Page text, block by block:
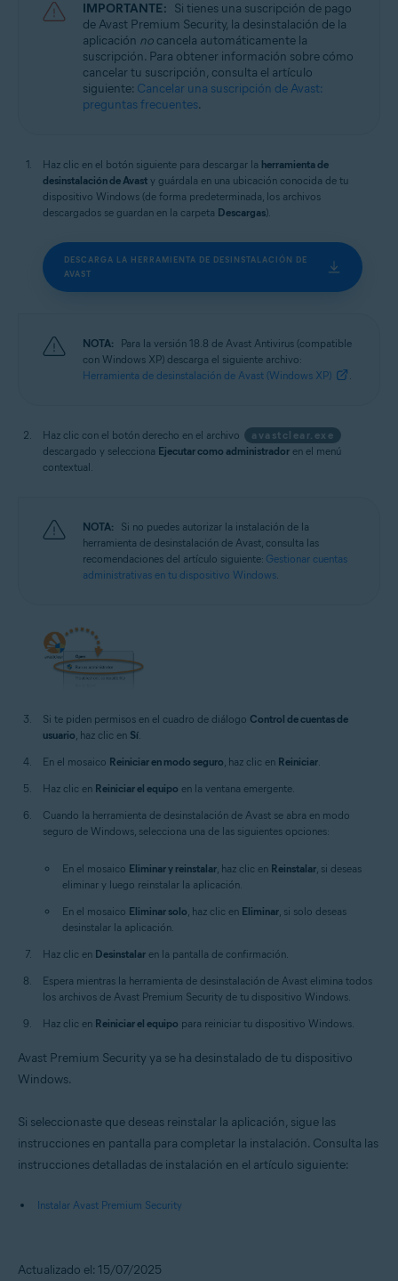
IMPORTANTE: Si tienes una suscripción de pago
de Avast Premium Security, la desinstalación de la
aplicación no cancela automáticamente la
suscripción. Para obtener información sobre cómo
cancelar tu suscripción, consulta el artículo
siguiente: Cancelar una suscripción de Avast:
preguntas frecuentes.
Haz clic en el botón siguiente para descargar la herramienta de
desinstalación de Avast y guárdala en una ubicación conocida de tu
dispositivo Windows (de forma predeterminada, los archivos
descargados se guardan en la carpeta Descargas).
DESCARGA LA HERRAMIENTA DE DESINSTALACIÓN DE
AVAST
NOTA:
Para la versión 18.8 de Avast Antivirus (compatible
con Windows XP) descarga el siguiente archivo:
Herramienta de desinstalación de Avast (Windows XP)
.
Haz clic con el botón derecho en el archivo
avastclear.exe
descargado y selecciona Ejecutar como administrador en el menú
contextual.
NOTA:
Si no puedes autorizar la instalación de la
herramienta de desinstalación de Avast, consulta las
recomendaciones del artículo siguiente: Gestionar cuentas
administrativas en tu dispositivo Windows.
Si te piden permisos en el cuadro de diálogo Control de cuentas de
usuario , haz clic en Sí
En el mosaico Reiniciar en modo seguro , haz clic en Reiniciar
Haz clic en Reiniciar el equipo en la ventana emergente.
Cuando la herramienta de desinstalación de Avast se abra en modo
seguro de Windows, selecciona una de las siguientes opciones:
En el mosaico Eliminar y reinstalar , haz clic en Reinstalar , si deseas
eliminar y luego reinstalar la aplicación.
En el mosaico Eliminar solo , haz clic en Eliminar , si solo deseas
desinstalar la aplicación.
Haz clic en Desinstalar en la pantalla de confirmación.
Espera mientras la herramienta de desinstalación de Avast elimina todos
los archivos de Avast Premium Security de tu dispositivo Windows.
Haz clic en Reiniciar el equipo para reiniciar tu dispositivo Windows.
Avast Premium Security ya se ha desinstalado de tu dispositivo
Windows.
Si seleccionaste que deseas reinstalar la aplicación, sigue las
instrucciones en pantalla para completar la instalación. Consulta las
instrucciones detalladas de instalación en el artículo siguiente:
Instalar Avast Premium Security
Actualizado el: 15/07/2025